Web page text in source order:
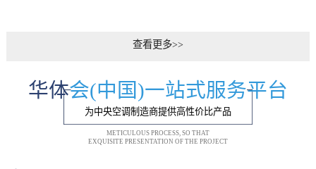
查看更多>>
华体会(中国)一站式服务平台
为中央空调制造商提供高性价比产品
METICULOUS PROCESS, SO THAT
EXQUISITE PRESENTATION OF THE PROJECT